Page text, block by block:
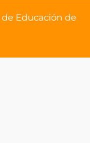
Educación de